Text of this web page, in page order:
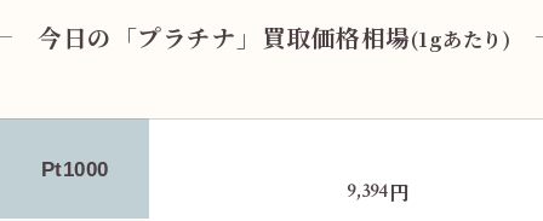
今日の「プラチナ」買取価格相場(1gあたり)
Pt1000
9,394円